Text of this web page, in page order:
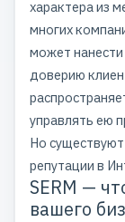
характера из
многих
может
доверию
управлять ею
Но
репутации в
SERM —
вашего